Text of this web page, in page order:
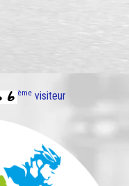
ème visiteur